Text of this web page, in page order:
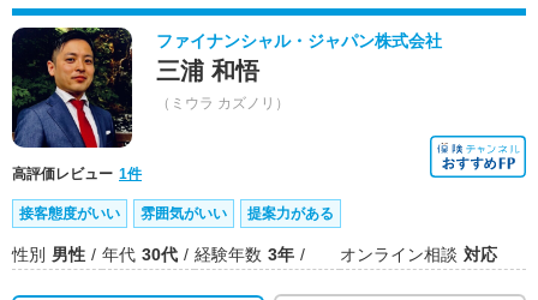
ファイナンシャル・ジャパン株式会社
三浦 和悟
（ミウラ カズノリ）
高評価レビュー 1件
接客態度がいい 雰囲気がいい 提案力がある
性別 男性 年代 30代 経験年数 3年 オンライン相談 対応